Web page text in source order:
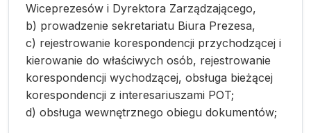
Wiceprezesów i Dyrektora Zarządzającego,
b) prowadzenie sekretariatu Biura Prezesa,
c) rejestrowanie korespondencji przychodzącej i
kierowanie do właściwych osób, rejestrowanie
korespondencji wychodzącej, obsługa bieżącej
korespondencji z interesariuszami POT;
d) obsługa wewnętrznego obiegu dokumentów;